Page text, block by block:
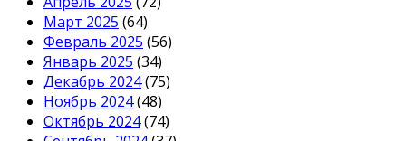
Март 2025 (64)
Февраль 2025 (56)
Январь 2025 (34)
Декабрь 2024(75)
Ноябрь 2024(48)
Октябрь 2024(74)